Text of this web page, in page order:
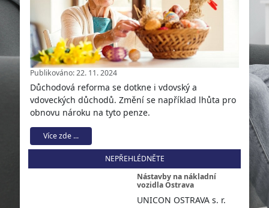
Publikováno: 22. 11. 2024
Důchodová reforma se dotkne i vdovský a
vdoveckých důchodů. Změní se například lhůta pro
obnovu nároku na tyto penze.
Více zde ...
NEPŘEHLÉDNĚTE
Nástavby na nákladní
vozidla Ostrava
UNICON OSTRAVA s. r.